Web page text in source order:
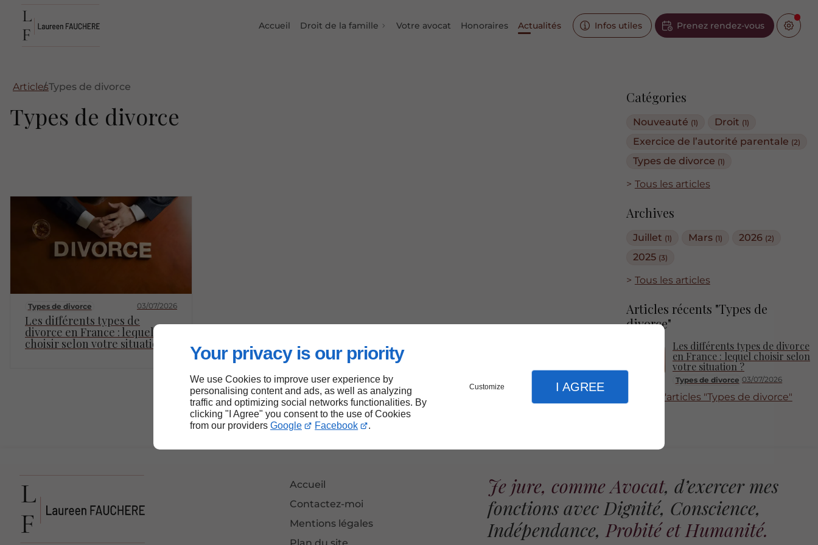
Your privacy is our priority
We use Cookies to improve user experience by
personalising content and ads, as well as analyzing
traffic and optimizing social networks functionalities. By
clicking "I Agree" you consent to the use of Cookies
from our providers Google Facebook .
Customize I AGREE
Accueil Droit de la famille Votre avocat Honoraires Actualités Infos utiles Prenez rendez-vous
Catégories
Nouveauté (1) Droit (1)
Exercice de l’autorité parentale (2)
Types de divorce (1)
Tous les articles
Archives
Juillet (1) Mars (1) 2026 (2)
2025 (3)
Tous les articles
Articles récents "Types de
divorce"
Types de divorce 03/07/2026
Les différents types de divorce
en France : lequel choisir selon
votre situation ?
Plus d'articles "Types de divorce"
ArticlesTypes de divorce
Types de divorce
Types de divorce 03/07/2026
Les différents types de
divorce en France : lequel
choisir selon votre situation ?
Accueil
Contactez-moi
Mentions légales
Je jure, comme Avocat, d’exercer mes
fonctions avec Dignité, Conscience,
Indépendance,Probité et Humanité.